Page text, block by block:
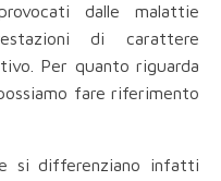
dalle malattie
di carattere
Per quanto riguarda
fare riferimento
si differenziano infatti